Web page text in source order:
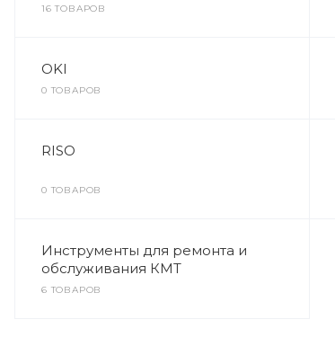
16 ТОВАРОВ
OKI
0 ТОВАРОВ
RISO
0 ТОВАРОВ
Инструменты для ремонта и
обслуживания КМТ
6 ТОВАРОВ